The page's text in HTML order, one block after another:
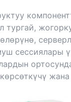
тургай,
узак мөөнөттүү
сессиялары